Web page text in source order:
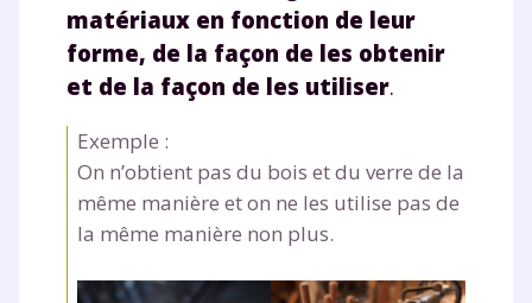
matériaux en fonction de leur
forme, de la façon de les obtenir
et de la façon de les utiliser.
Exemple :
On n’obtient pas du bois et du verre de la
même manière et on ne les utilise pas de
la même manière non plus.
Tout le programme scolaire du CP à
la Terminale
Des profs expérimentés disponibles
vidéo
TESTER GRATUITEMENT